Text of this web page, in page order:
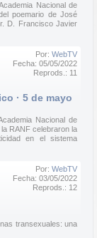
Nacional de
poemario de José
D. Francisco Javier
Por: WebTV
Fecha: 05/05/2022
Reprods.: 11
· 5 de mayo
Nacional de
RANF celebraron la
en el sistema
Por: WebTV
Fecha: 03/05/2022
Reprods.: 12
transexuales: una